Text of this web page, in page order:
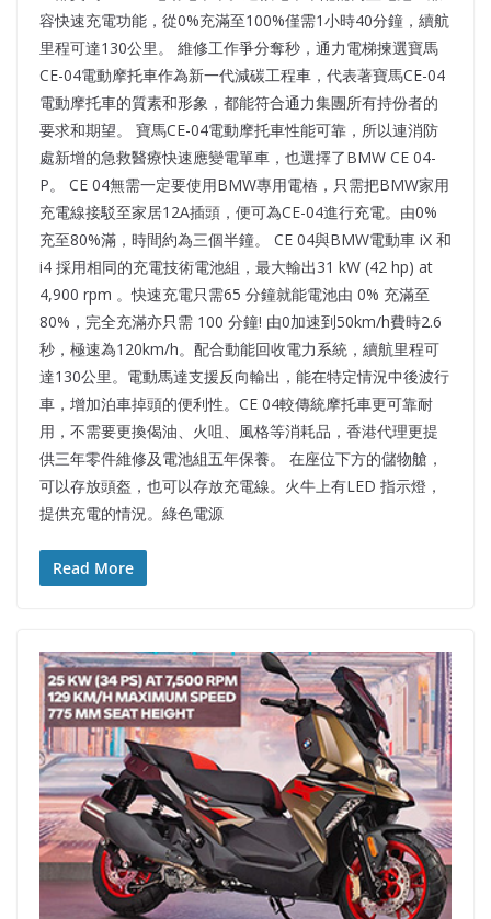
容快速充電功能，從0%充滿至100%僅需1小時40分鐘，續航
里程可達130公里。 維修工作爭分奪秒，通力電梯揀選寶馬
CE-04電動摩托車作為新一代減碳工程車，代表著寶馬CE-04
電動摩托車的質素和形象，都能符合通力集團所有持份者的
要求和期望。 寶馬CE-04電動摩托車性能可靠，所以連消防
處新增的急救醫療快速應變電單車，也選擇了BMW CE 04-
P。 CE 04無需一定要使用BMW專用電樁，只需把BMW家用
充電線接駁至家居12A插頭，便可為CE-04進行充電。由0%
充至80%滿，時間約為三個半鐘。 CE 04與BMW電動車 iX 和
i4 採用相同的充電技術電池組，最大輸出31 kW (42 hp) at
4,900 rpm 。快速充電只需65 分鐘就能電池由 0% 充滿至
80%，完全充滿亦只需 100 分鐘! 由0加速到50km/h費時2.6
秒，極速為120km/h。配合動能回收電力系統，續航里程可
達130公里。電動馬達支援反向輸出，能在特定情況中後波行
車，增加泊車掉頭的便利性。CE 04較傳統摩托車更可靠耐
用，不需要更換偈油、火咀、風格等消耗品，香港代理更提
供三年零件維修及電池組五年保養。 在座位下方的儲物艙，
可以存放頭盔，也可以存放充電線。火牛上有LED 指示燈，
提供充電的情況。綠色電源
Read More